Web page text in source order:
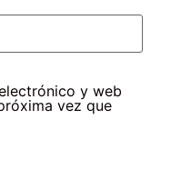
y web
vez que